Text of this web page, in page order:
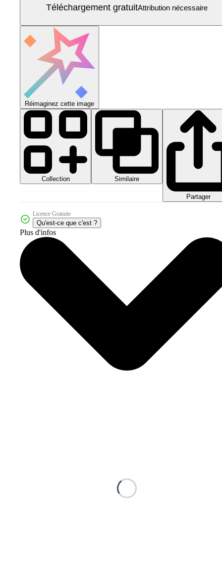
Téléchargement gratuitAttribution nécessaire
Réimaginez cette image
Collection Similaire
Partager
Licence Gratuite
Qu'est-ce que c'est ?
Plus d'infos